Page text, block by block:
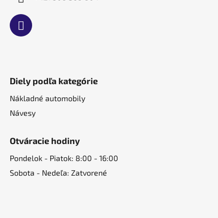
Diely podľa kategórie
Nákladné automobily
Návesy
Otváracie hodiny
Pondelok - Piatok: 8:00 - 16:00
Sobota - Nedeľa: Zatvorené